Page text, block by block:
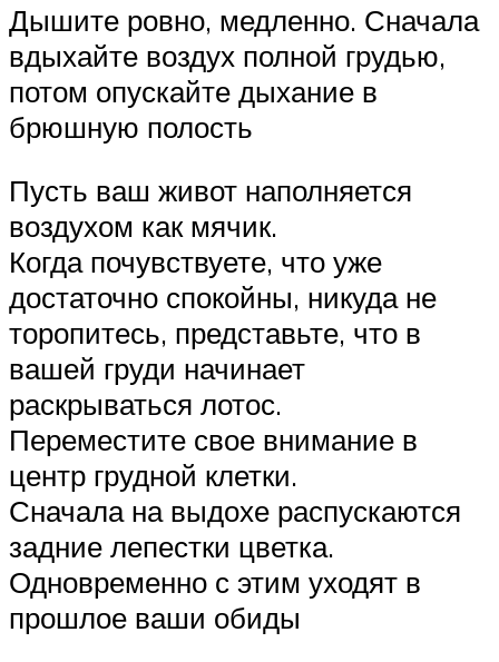
Дышите ровно, медленно. Сначала
вдыхайте воздух полной грудью,
потом опускайте дыхание в
брюшную полость
Пусть ваш живот наполняется
воздухом как мячик.
Когда почувствуете, что уже
достаточно спокойны, никуда не
торопитесь, представьте, что в
вашей груди начинает
раскрываться лотос.
Переместите свое внимание в
центр грудной клетки.
Сначала на выдохе распускаются
задние лепестки цветка.
Одновременно с этим уходят в
прошлое ваши обиды